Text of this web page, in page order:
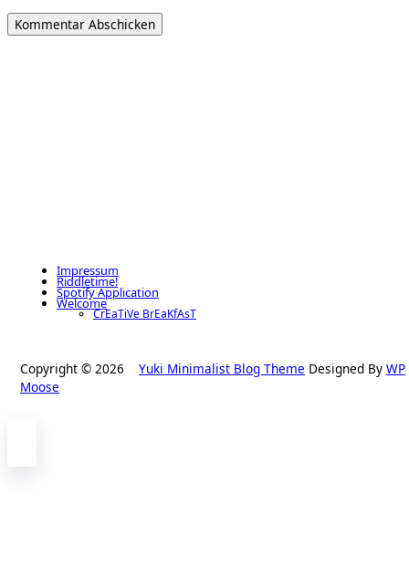
Impressum
Riddletime!
Spotify Application
Welcome
CrEaTiVe BrEaKfAsT
Copyright © 2026 Yuki Minimalist Blog Theme Designed By WP
Moose